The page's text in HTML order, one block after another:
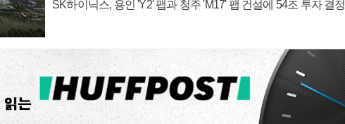
SK하이닉스, 용인 'Y2' 팹과 청주 'M17' 팹 건설에 54조 투자 결정